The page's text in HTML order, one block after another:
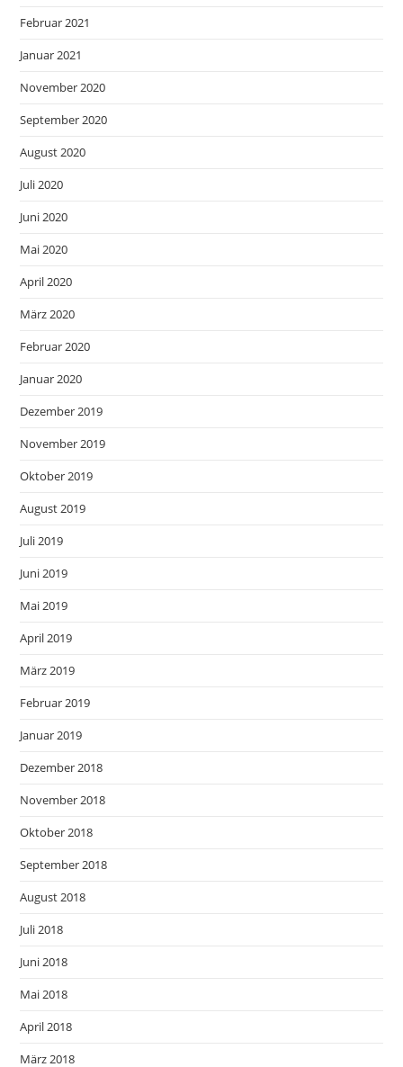
Februar 2021
Januar 2021
November 2020
September 2020
August 2020
Juli 2020
Juni 2020
Mai 2020
April 2020
März 2020
Februar 2020
Januar 2020
Dezember 2019
November 2019
Oktober 2019
August 2019
Juli 2019
Juni 2019
Mai 2019
April 2019
März 2019
Februar 2019
Januar 2019
Dezember 2018
November 2018
Oktober 2018
September 2018
August 2018
Juli 2018
Juni 2018
Mai 2018
April 2018
März 2018